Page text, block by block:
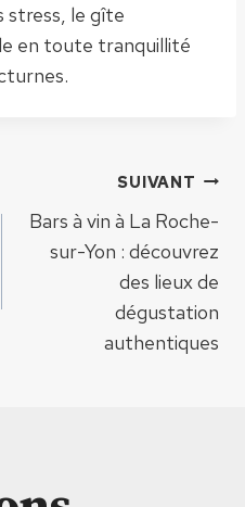
stress, le gîte
en toute tranquillité
SUIVANT
Bars à vin à La Roche-
sur-Yon : découvrez
des lieux de
dégustation
authentiques